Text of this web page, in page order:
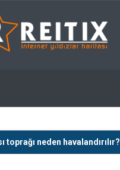
toprağı neden havalandırılır?